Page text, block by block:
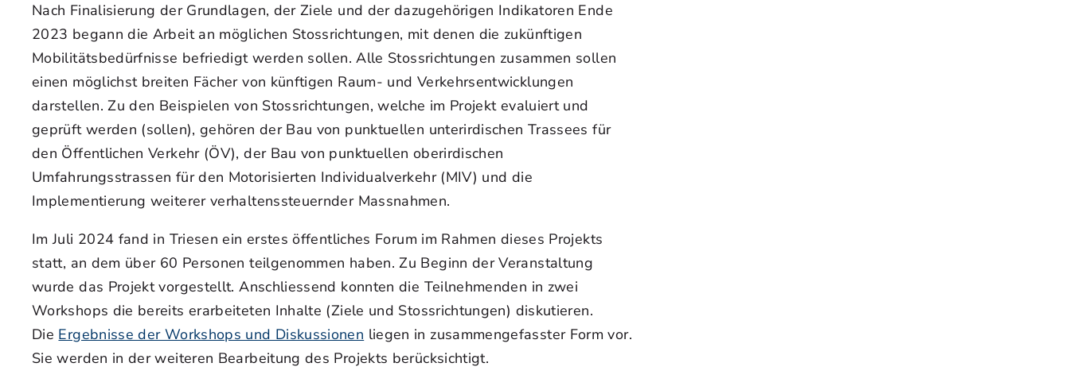
Nach Finalisierung der Grundlagen, der Ziele und der dazugehörigen Indikatoren Ende
2023 begann die Arbeit an möglichen Stossrichtungen, mit denen die zukünftigen
Mobilitätsbedürfnisse befriedigt werden sollen. Alle Stossrichtungen zusammen sollen
einen möglichst breiten Fächer von künftigen Raum- und Verkehrsentwicklungen
darstellen. Zu den Beispielen von Stossrichtungen, welche im Projekt evaluiert und
geprüft werden (sollen), gehören der Bau von punktuellen unterirdischen Trassees für
den Öffentlichen Verkehr (ÖV), der Bau von punktuellen oberirdischen
Umfahrungsstrassen für den Motorisierten Individualverkehr (MIV) und die
Implementierung weiterer verhaltenssteuernder Massnahmen.
Im Juli 2024 fand in Triesen ein erstes öffentliches Forum im Rahmen dieses Projekts
statt, an dem über 60 Personen teilgenommen haben. Zu Beginn der Veranstaltung
wurde das Projekt vorgestellt. Anschliessend konnten die Teilnehmenden in zwei
Workshops die bereits erarbeiteten Inhalte (Ziele und Stossrichtungen) diskutieren.
Die Ergebnisse der Workshops und Diskussionen liegen in zusammengefasster Form vor.
Sie werden in der weiteren Bearbeitung des Projekts berücksichtigt.